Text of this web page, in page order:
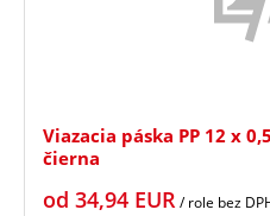
Viazacia páska PP 12 x
čierna
od 34,94 EUR/ role bez